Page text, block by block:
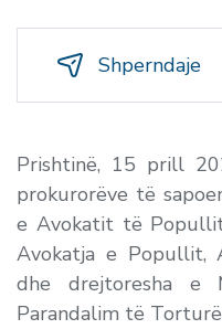
Shperndaje
Prishtinë, 15 prill
prokurorëve të
e Avokatit të
Avokatja e Popullit,
dhe drejtoresha e
Parandalim të